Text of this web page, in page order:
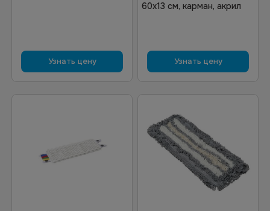
Узнать цену
60х13 см, карман, акрил
Узнать цену